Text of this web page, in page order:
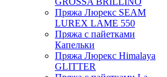
Пряжа Люрекс SEAM
LUREX LAME 550
Пряжа с пайетками
Капельки
Пряжа Люрекс Himalaya
GLITTER